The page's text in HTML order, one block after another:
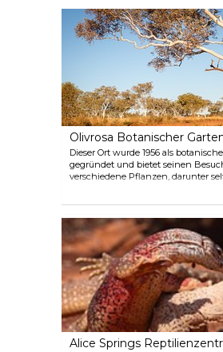
Sightseeing bis hin zu
buchen. Wählen Sie aus dem
persönliche Reise durch
dieses interessante Land von
Olivrosa Botanischer
Dieser Ort wurde 1956 als
gegründet und bietet seinen
verschiedene Pflanzen, darunter
und Blumen aus der ganzen
in der Nähe aus, nachdem Sie die
australische Natur, Flora und Fauna
haben.
Alice Springs